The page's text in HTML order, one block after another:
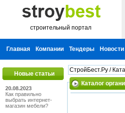
строительный портал
Главная Компании Тендеры Новости
Новые статьи
20.08.2023
Как правильно
выбрать интернет-
магазин мебели?
СтройБест.Ру /
Каталог